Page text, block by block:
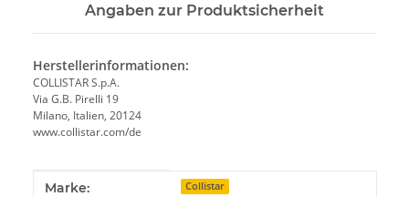
Angaben zur Produktsicherheit
Herstellerinformationen:
COLLISTAR S.p.A.
Via G.B. Pirelli 19
Milano, Italien, 20124
www.collistar.com/de
Produkteigenschaft
Wert
Marke: Collistar